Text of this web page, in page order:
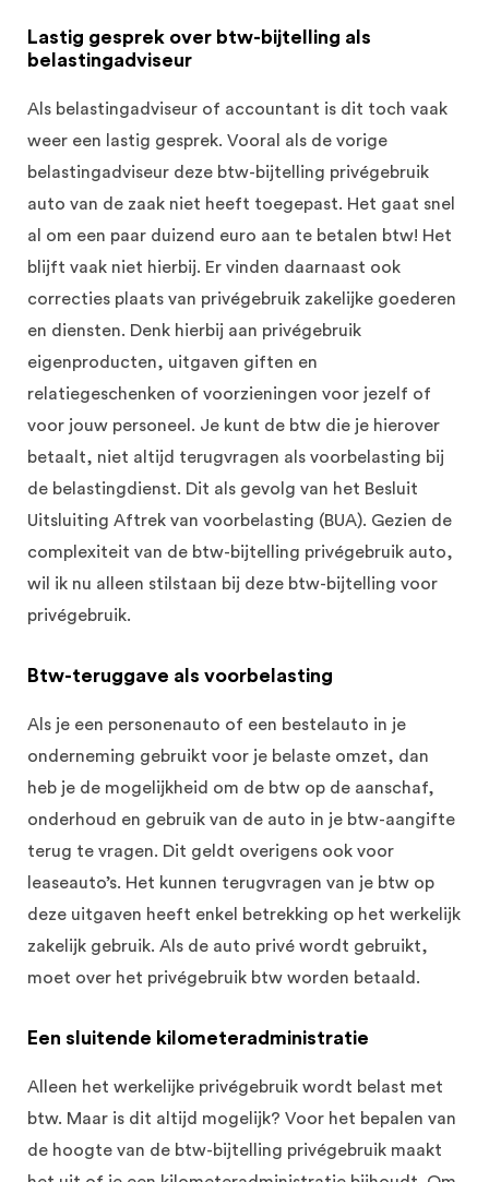
Lastig gesprek over btw-bijtelling als
belastingadviseur
Als belastingadviseur of accountant is dit toch vaak
weer een lastig gesprek. Vooral als de vorige
belastingadviseur deze btw-bijtelling privégebruik
auto van de zaak niet heeft toegepast. Het gaat snel
al om een paar duizend euro aan te betalen btw! Het
blijft vaak niet hierbij. Er vinden daarnaast ook
correcties plaats van privégebruik zakelijke goederen
en diensten. Denk hierbij aan privégebruik
eigenproducten, uitgaven giften en
relatiegeschenken of voorzieningen voor jezelf of
voor jouw personeel. Je kunt de btw die je hierover
betaalt, niet altijd terugvragen als voorbelasting bij
de belastingdienst. Dit als gevolg van het Besluit
Uitsluiting Aftrek van voorbelasting (BUA). Gezien de
complexiteit van de btw-bijtelling privégebruik auto,
wil ik nu alleen stilstaan bij deze btw-bijtelling voor
privégebruik.
Btw-teruggave als voorbelasting
Als je een personenauto of een bestelauto in je
onderneming gebruikt voor je belaste omzet, dan
heb je de mogelijkheid om de btw op de aanschaf,
onderhoud en gebruik van de auto in je btw-aangifte
terug te vragen. Dit geldt overigens ook voor
leaseauto’s. Het kunnen terugvragen van je btw op
deze uitgaven heeft enkel betrekking op het werkelijk
zakelijk gebruik. Als de auto privé wordt gebruikt,
moet over het privégebruik btw worden betaald.
Een sluitende kilometeradministratie
Alleen het werkelijke privégebruik wordt belast met
btw. Maar is dit altijd mogelijk? Voor het bepalen van
de hoogte van de btw-bijtelling privégebruik maakt